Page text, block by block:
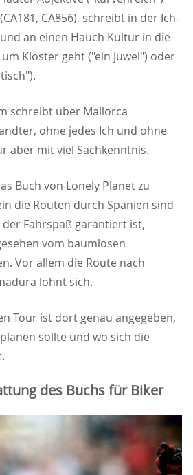
CA856), schreibt in der Ich-
an einen Hauch Kultur in die
Klöster geht ("ein Juwel") oder
schreibt über Mallorca
ohne jedes Ich und ohne
aber mit viel Sachkenntnis.
Buch von Lonely Planet zu
die Routen durch Spanien sind
der Fahrspaß garantiert ist,
vom baumlosen
Vor allem die Route nach
lohnt sich.
Tour ist dort genau angegeben,
sollte und wo sich die
des Buchs für Biker